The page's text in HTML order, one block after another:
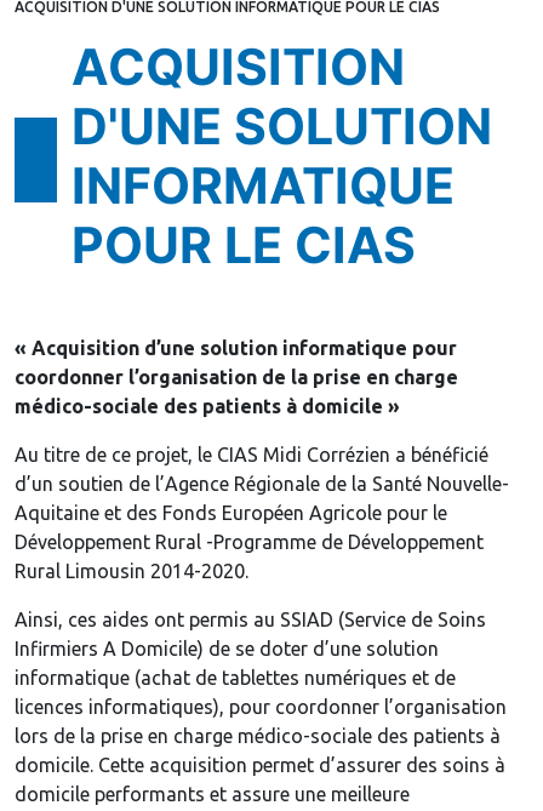
ACQUISITION D'UNE SOLUTION INFORMATIQUE POUR LE CIAS
ACQUISITION
D'UNE SOLUTION
INFORMATIQUE
POUR LE CIAS
« Acquisition d’une solution informatique pour
coordonner l’organisation de la prise en charge
médico-sociale des patients à domicile »
Au titre de ce projet, le CIAS Midi Corrézien a bénéficié
d’un soutien de l’Agence Régionale de la Santé Nouvelle-
Aquitaine et des Fonds Européen Agricole pour le
Développement Rural -Programme de Développement
Rural Limousin 2014-2020.
Ainsi, ces aides ont permis au SSIAD (Service de Soins
Infirmiers A Domicile) de se doter d’une solution
informatique (achat de tablettes numériques et de
licences informatiques), pour coordonner l’organisation
lors de la prise en charge médico-sociale des patients à
domicile. Cette acquisition permet d’assurer des soins à
domicile performants et assure une meilleure